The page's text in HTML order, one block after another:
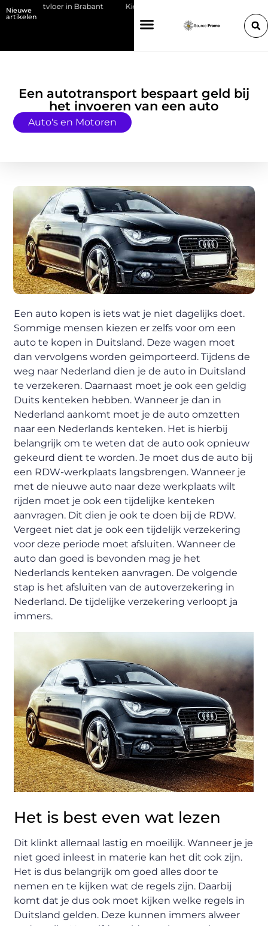
Nieuwe
artikelen
in Brabant Kies de juiste HP toner voor jouw printer
Een autotransport bespaart geld bij
het invoeren van een auto
Auto's en Motoren
Een auto kopen is iets wat je niet dagelijks doet.
Sommige mensen kiezen er zelfs voor om een
auto te kopen in Duitsland. Deze wagen moet
dan vervolgens worden geïmporteerd. Tijdens de
weg naar Nederland dien je de auto in Duitsland
te verzekeren. Daarnaast moet je ook een geldig
Duits kenteken hebben. Wanneer je dan in
Nederland aankomt moet je de auto omzetten
naar een Nederlands kenteken. Het is hierbij
belangrijk om te weten dat de auto ook opnieuw
gekeurd dient te worden. Je moet dus de auto bij
een RDW-werkplaats langsbrengen. Wanneer je
met de nieuwe auto naar deze werkplaats wilt
rijden moet je ook een tijdelijke kenteken
aanvragen. Dit dien je ook te doen bij de RDW.
Vergeet niet dat je ook een tijdelijk verzekering
voor deze periode moet afsluiten. Wanneer de
auto dan goed is bevonden mag je het
Nederlands kenteken aanvragen. De volgende
stap is het afsluiten van de autoverzekering in
Nederland. De tijdelijke verzekering verloopt ja
immers.
Het is best even wat lezen
Dit klinkt allemaal lastig en moeilijk. Wanneer je je
niet goed inleest in materie kan het dit ook zijn.
Het is dus belangrijk om goed alles door te
nemen en te kijken wat de regels zijn. Daarbij
komt dat je dus ook moet kijken welke regels in
Duitsland gelden. Deze kunnen immers alweer